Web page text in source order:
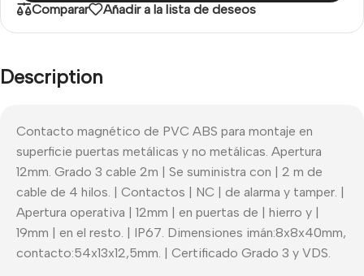
Comparar Añadir a la lista de deseos
Description
Contacto magnético de PVC ABS para montaje en
superficie puertas metálicas y no metálicas. Apertura
12mm. Grado 3 cable 2m | Se suministra con | 2 m de
cable de 4 hilos. | Contactos | NC | de alarma y tamper. |
Apertura operativa | 12mm | en puertas de | hierro y |
19mm | en el resto. | IP67. Dimensiones imán:8x8x40mm,
contacto:54x13x12,5mm. | Certificado Grado 3 y VDS.